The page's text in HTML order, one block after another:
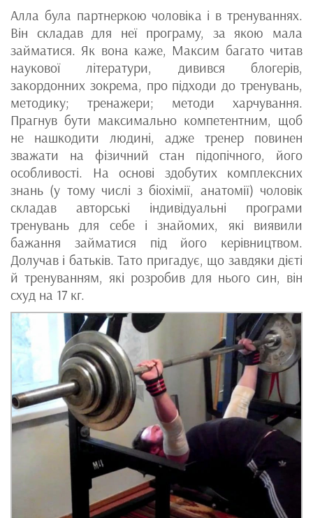
Алла була партнеркою чоловіка і в тренуваннях.
Він складав для неї програму, за якою мала
займатися. Як вона каже, Максим багато читав
наукової літератури, дивився блогерів,
закордонних зокрема, про підходи до тренувань,
методику; тренажери; методи харчування.
Прагнув бути максимально компетентним, щоб
не нашкодити людині, адже тренер повинен
зважати на фізичний стан підопічного, його
особливості. На основі здобутих комплексних
знань (у тому числі з біохімії, анатомії) чоловік
складав авторські індивідуальні програми
тренувань для себе і знайомих, які виявили
бажання займатися під його керівництвом.
Долучав і батьків. Тато пригадує, що завдяки дієті
й тренуванням, які розробив для нього син, він
схуд на 17 кг.